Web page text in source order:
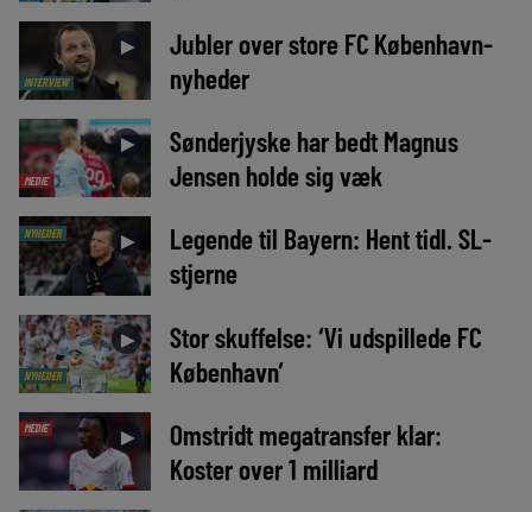
INTERVIEW
►
Jubler over store FC København-
nyheder
MEDIE
►
Sønderjyske har bedt Magnus
Jensen holde sig væk
NYHEDER ►
Legende til Bayern: Hent tidl. SL-
stjerne
NYHEDER
►
Stor skuffelse: ‘Vi udspillede FC
København’
MEDIE ►
Omstridt megatransfer klar:
Koster over 1 milliard